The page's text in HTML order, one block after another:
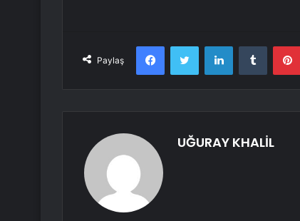
Paylaş
FacebookTwitter LinkedInTumblr
UĞURAY KHALİL